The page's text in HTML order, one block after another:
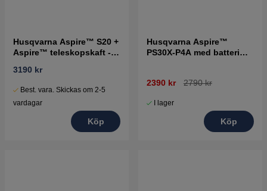
Husqvarna Aspire™ S20 +
Aspire™ teleskopskaft -
3190 kr
Best. vara. Skickas om 2-5
vardagar
Köp
Husqvarna Aspire™
PS30X-P4A med batteri
2390 kr 2790 kr
I lager
Köp